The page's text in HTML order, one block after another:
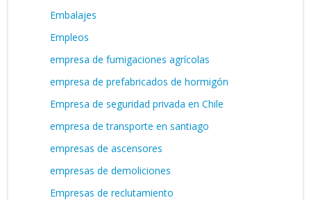
Embalajes
Empleos
empresa de fumigaciones agrícolas
empresa de prefabricados de hormigón
Empresa de seguridad privada en Chile
empresa de transporte en santiago
empresas de ascensores
empresas de demoliciones
Empresas de reclutamiento